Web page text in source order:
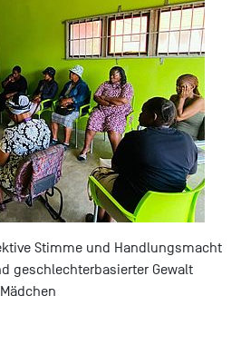
Stimme und Handlungsmacht
geschlechterbasierter Gewalt